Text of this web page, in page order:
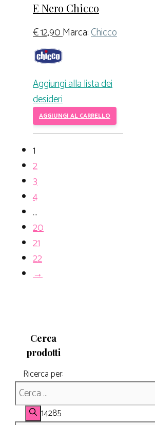
E Nero Chicco
€12,90Marca:Chicco
Aggiungi alla lista dei
desideri
AGGIUNGI AL CARRELLO
1
2
3
4
…
20
21
22
→
Cerca
prodotti
Ricerca per:
14285